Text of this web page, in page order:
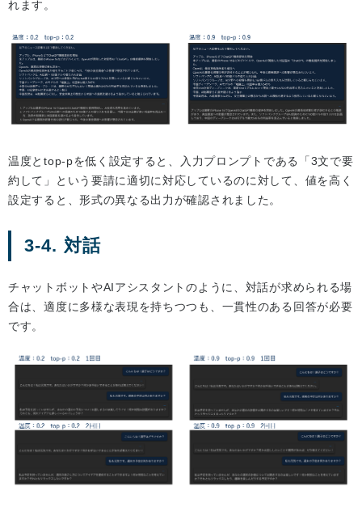
れます。
温度とtop-pを低く設定すると、入力プロンプトである「3文で要
約して」という要請に適切に対応しているのに対して、値を高く
設定すると、形式の異なる出力が確認されました。
3-4. 対話
チャットボットやAIアシスタントのように、対話が求められる場
合は、適度に多様な表現を持ちつつも、一貫性のある回答が必要
です。